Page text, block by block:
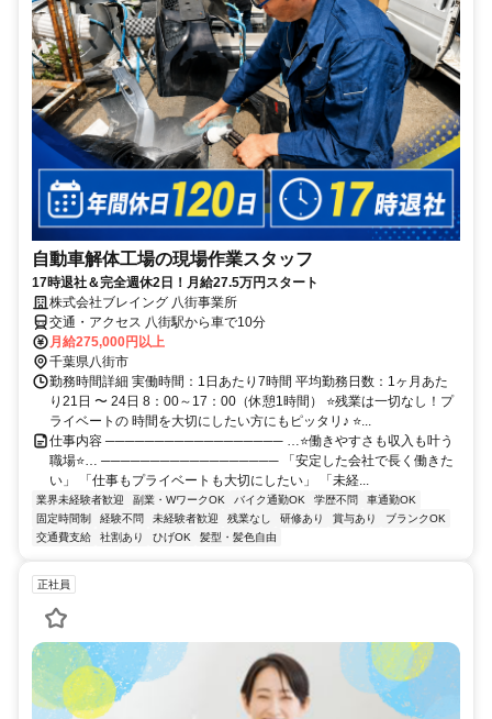
自動車解体工場の現場作業スタッフ
17時退社＆完全週休2日！月給27.5万円スタート
株式会社ブレイング 八街事業所
交通・アクセス 八街駅から車で10分
月給275,000円以上
千葉県八街市
勤務時間詳細 実働時間：1日あたり7時間 平均勤務日数：1ヶ月あた
り21日 〜 24日 8：00～17：00（休憩1時間） ⭐残業は一切なし！プ
ライベートの 時間を大切にしたい方にもピッタリ♪ ⭐...
仕事内容 ────────────────── …⭐働きやすさも収入も叶う
職場⭐… ────────────────── 「安定した会社で長く働きた
い」 「仕事もプライベートも大切にしたい」 「未経...
業界未経験者歓迎 副業・WワークOK バイク通勤OK 学歴不問
車通勤OK
固定時間制
経験不問 未経験者歓迎 残業なし 研修あり 賞与あり
ブランクOK
交通費支給
社割あり ひげOK 髪型・髪色自由
正社員